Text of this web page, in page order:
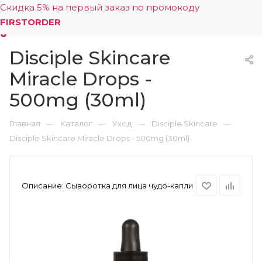
Скидка 5% на первый заказ по промокоду
FIRSTORDER
0
Disciple Skincare
Miracle Drops -
500mg (30ml)
Главная — Каталог — Уход — Disciple Skincare —
Disciple Skincare Miracle Drops - 500mg (30ml)
Описание: Сыворотка для лица чудо-капли